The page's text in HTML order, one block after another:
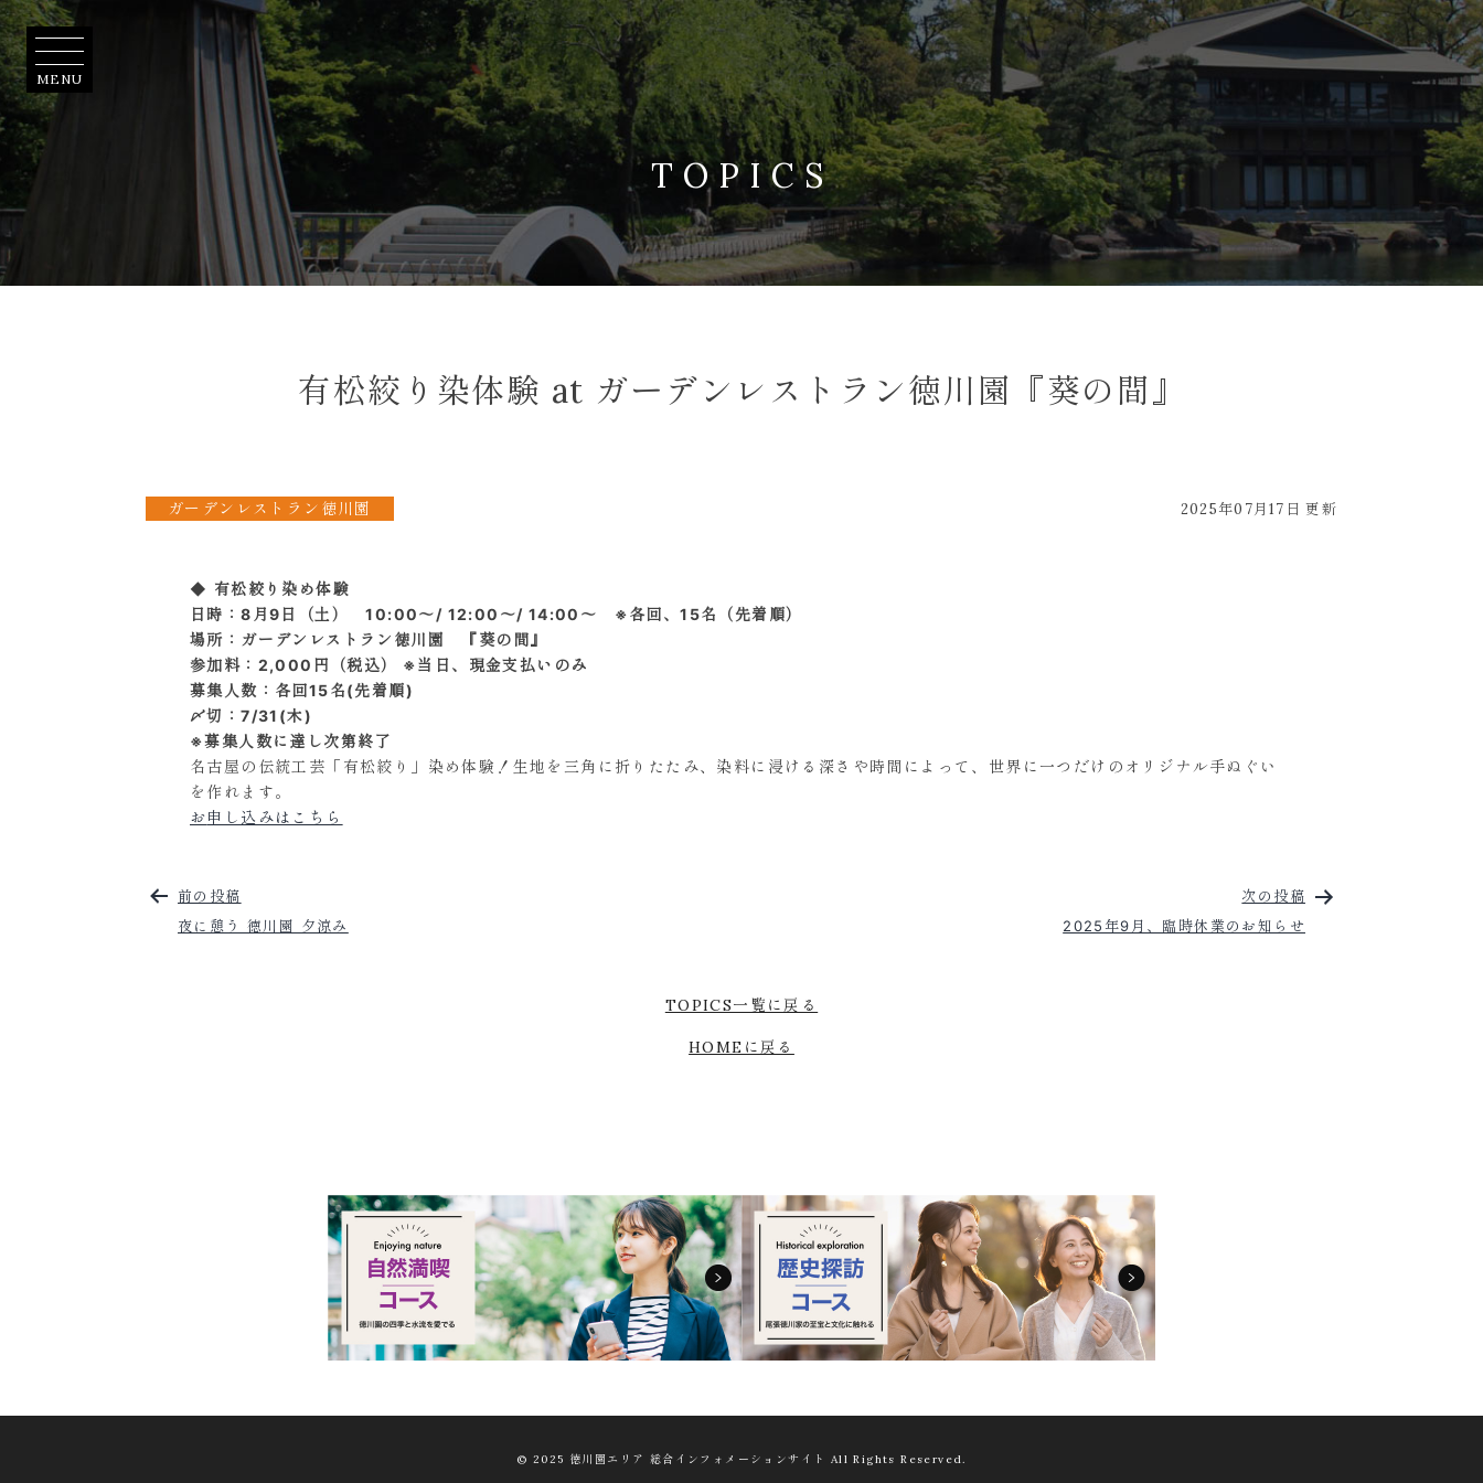
TOPICS
有松絞り染体験 at ガーデンレストラン徳川園『葵の間』
ガーデンレストラン徳川園 2025年07月17日 更新
◆ 有松絞り染め体験
日時：8月9日（土） 10:00～/ 12:00～/ 14:00〜 ※各回、15名（先着順）
場所：ガーデンレストラン徳川園 『葵の間』
参加料：2,000円（税込） ※当日、現金支払いのみ
募集人数：各回15名(先着順)
〆切：7/31(木)
※募集人数に達し次第終了
名古屋の伝統工芸「有松絞り」染め体験！生地を三角に折りたたみ、染料に浸ける深さや時間によって、世界に一つだけのオリジナル手ぬぐい
を作れます。
お申し込みはこちら
投
前の投稿
夜に憩う 徳川園 夕涼み
次の投稿
2025年9月、臨時休業のお知らせ
TOPICS一覧に戻る
HOMEに戻る
© 2025 徳川園エリア 総合インフォメーションサイト All Rights Reserved.